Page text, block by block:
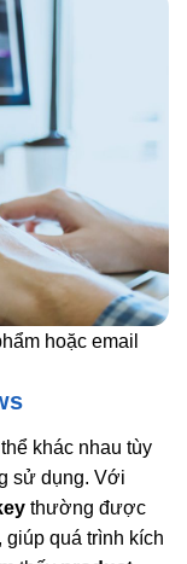
hoặc email
khác nhau tùy
sử dụng. Với
thường được
giúp quá trình kích